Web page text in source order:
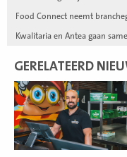
Food Connect neemt
Kwalitaria en Antea gaan
GERELATEERD
Lees
meer